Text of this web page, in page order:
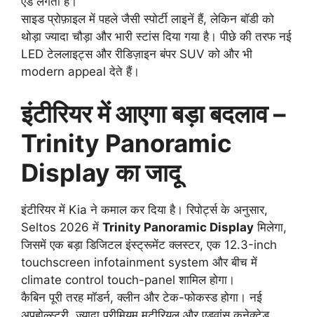
साइड प्रोफ़ाइल में पहले जैसी स्पोर्टी लाइनें हैं, लेकिन बॉडी को
थोड़ा ज्यादा चौड़ा और भारी स्टांस दिया गया है। पीछे की तरफ नई
LED टेललाइट्स और रीडिज़ाइन बंपर SUV को और भी
modern appeal देते हैं।
इंटीरियर में आएगा बड़ा बदलाव –
Trinity Panoramic
Display का जादू
इंटीरियर में Kia ने कमाल कर दिया है। रिपोर्ट्स के अनुसार,
Seltos 2026 में Trinity Panoramic Display मिलेगा,
जिसमें एक बड़ा डिजिटल इंस्ट्रूमेंट क्लस्टर, एक 12.3-inch
touchscreen infotainment system और बीच में
climate control touch-panel शामिल होगा।
कैबिन पूरी तरह मॉडर्न, क्लीन और टेक-फोकस्ड होगा। नई